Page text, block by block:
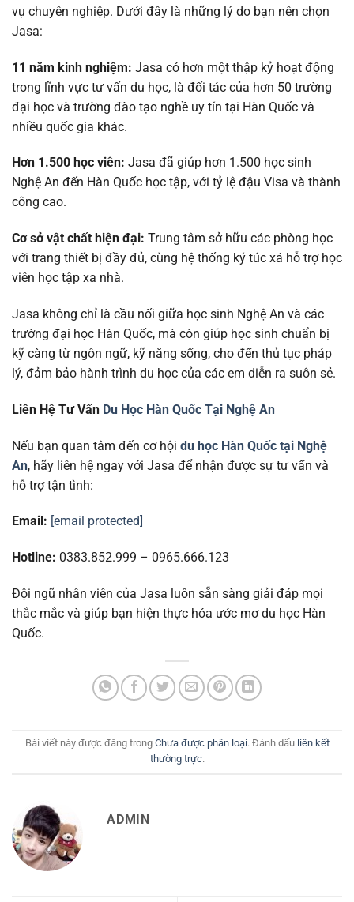
vụ chuyên nghiệp. Dưới đây là những lý do bạn nên chọn
Jasa:
11 năm kinh nghiệm: Jasa có hơn một thập kỷ hoạt động
trong lĩnh vực tư vấn du học, là đối tác của hơn 50 trường
đại học và trường đào tạo nghề uy tín tại Hàn Quốc và
nhiều quốc gia khác.
Hơn 1.500 học viên: Jasa đã giúp hơn 1.500 học sinh
Nghệ An đến Hàn Quốc học tập, với tỷ lệ đậu Visa và thành
công cao.
Cơ sở vật chất hiện đại: Trung tâm sở hữu các phòng học
với trang thiết bị đầy đủ, cùng hệ thống ký túc xá hỗ trợ học
viên học tập xa nhà.
Jasa không chỉ là cầu nối giữa học sinh Nghệ An và các
trường đại học Hàn Quốc, mà còn giúp học sinh chuẩn bị
kỹ càng từ ngôn ngữ, kỹ năng sống, cho đến thủ tục pháp
lý, đảm bảo hành trình du học của các em diễn ra suôn sẻ.
Liên Hệ Tư Vấn Du Học Hàn Quốc Tại Nghệ An
Nếu bạn quan tâm đến cơ hội du học Hàn Quốc tại Nghệ
An, hãy liên hệ ngay với Jasa để nhận được sự tư vấn và
hỗ trợ tận tình:
Email: [email protected]
Hotline: 0383.852.999 – 0965.666.123
Đội ngũ nhân viên của Jasa luôn sẵn sàng giải đáp mọi
thắc mắc và giúp bạn hiện thực hóa ước mơ du học Hàn
Quốc.
Bài viết này được đăng trong Chưa được phân loại. Đánh dấu liên kết
thường trực.
ADMIN